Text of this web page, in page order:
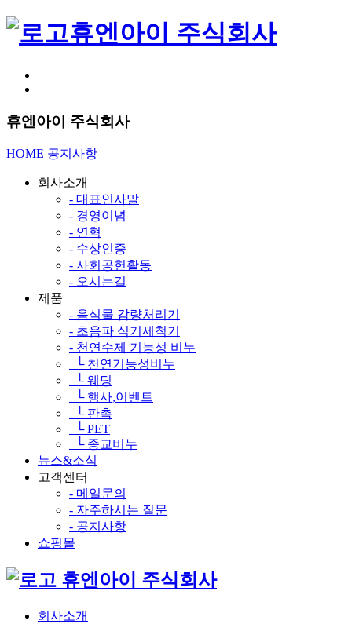
휴엔아이 주식회사
휴엔아이 주식회사
HOME 공지사항
회사소개
- 대표인사말
- 경영이념
- 연혁
- 수상인증
- 사회공헌활동
- 오시는길
제품
- 음식물 감량처리기
- 초음파 식기세척기
- 천연수제 기능성 비누
└ 천연기능성비누
└ 웨딩
└ 행사,이벤트
└ 판촉
└ PET
└ 종교비누
뉴스&소식
고객센터
- 메일문의
- 자주하시는 질문
- 공지사항
쇼핑몰
휴엔아이 주식회사
회사소개